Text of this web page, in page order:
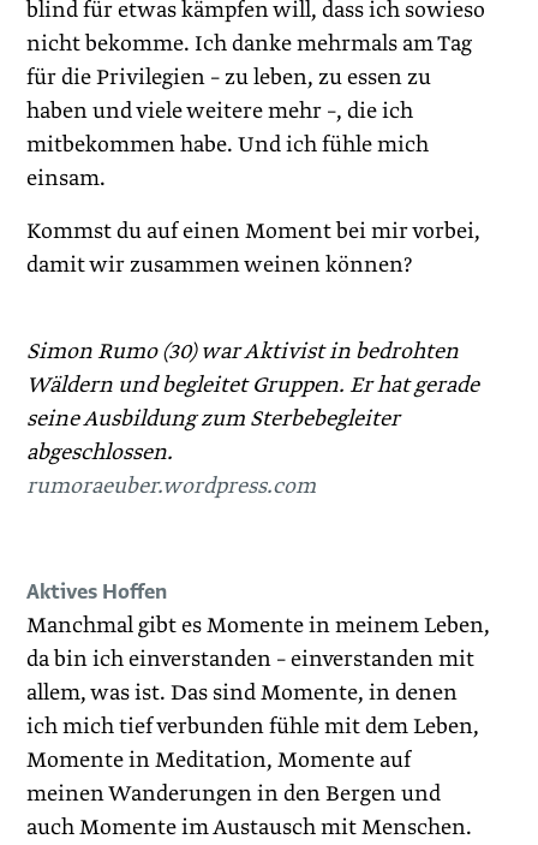
blind für etwas kämpfen will, dass ich sowieso
nicht bekomme. Ich danke mehrmals am Tag
für die Privilegien – zu leben, zu essen zu
haben und viele weitere mehr –, die ich
mitbekommen habe. Und ich fühle mich
einsam.
Kommst du auf einen Moment bei mir vorbei,
damit wir zusammen weinen können?
Simon Rumo (30) war Aktivist in bedrohten
Wäldern und begleitet Gruppen. Er hat gerade
seine Ausbildung zum Sterbebegleiter
abgeschlossen.
rumoraeuber.wordpress.com
Aktives Hoffen
Manchmal gibt es Momente in meinem Leben,
da bin ich einverstanden – einverstanden mit
allem, was ist. Das sind Momente, in denen
ich mich tief verbunden fühle mit dem Leben,
Momente in Meditation, Momente auf
meinen Wanderungen in den Bergen und
auch Momente im Austausch mit Menschen.